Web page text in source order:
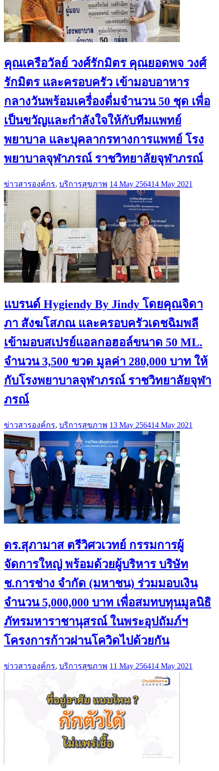
คุณเครือวัลย์ วงศ์รักมิตร คุณยอดพจ วงศ์
รักมิตร และครอบครัว เข้ามอบอาหาร
กลางวันพร้อมเครื่องดื่มจำนวน 50 ชุด เพื่อ
เป็นขวัญและกำลังใจให้กับทีมแพทย์
พยาบาล และบุคลากรทางการแพทย์ โรง
พยาบาลจุฬาภรณ์ ราชวิทยาลัยจุฬาภรณ์
ข่าวสารองค์กร, บริการสุขภาพ 14 May 256414 May 2021
แบรนด์ Hygiendy By Jindy โดยคุณจิดา
ภา สังฆโสภณ และครอบครัวเดชฉิมพลี
เข้ามอบสเปรย์แอลกอฮอล์ขนาด 50 ML.
จำนวน 3,500 ขวด มูลค่า 280,000 บาท ให้
กับโรงพยาบาลจุฬาภรณ์ ราชวิทยาลัยจุฬา
ภรณ์
ข่าวสารองค์กร, บริการสุขภาพ 13 May 256414 May 2021
ดร.สุภามาส ตรีวิศวเวทย์ กรรมการผู้
จัดการใหญ่ พร้อมด้วยผู้บริหาร บริษัท
ช.การช่าง จำกัด (มหาชน) ร่วมมอบเงิน
จำนวน 5,000,000 บาท เพื่อสมทบทุนมูลนิธิ
ภัทรมหาราชานุสรณ์ ในพระอุปถัมภ์ฯ
โครงการก้าวผ่านโควิดไปด้วยกัน
ข่าวสารองค์กร, บริการสุขภาพ 11 May 256414 May 2021